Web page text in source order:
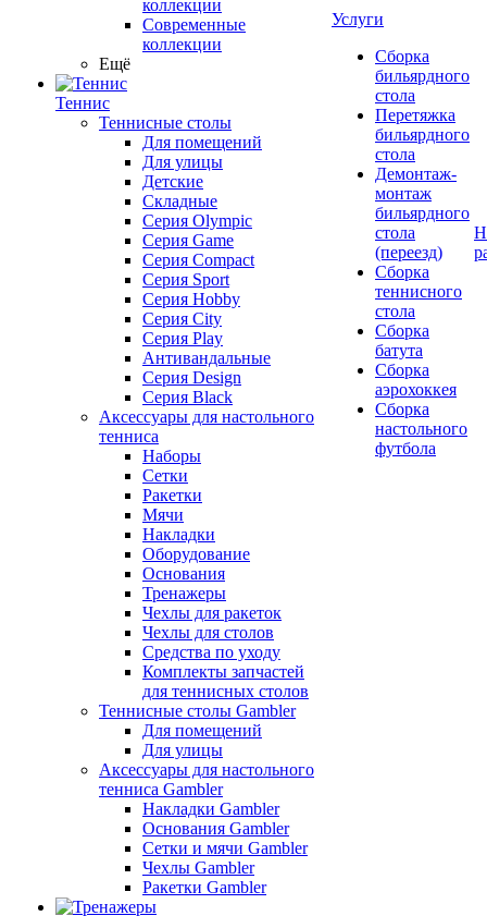
коллекции
Современные
коллекции
Ещё
Теннис
Теннисные столы
Для помещений
Для улицы
Детские
Складные
Серия Olympic
Серия Game
Серия Compact
Серия Sport
Серия Hobby
Серия City
Серия Play
Антивандальные
Серия Design
Серия Black
Аксессуары для настольного
тенниса
Наборы
Сетки
Ракетки
Мячи
Накладки
Оборудование
Основания
Тренажеры
Чехлы для ракеток
Чехлы для столов
Средства по уходу
Комплекты запчастей
для теннисных столов
Теннисные столы Gambler
Для помещений
Для улицы
Аксессуары для настольного
тенниса Gambler
Накладки Gambler
Основания Gambler
Сетки и мячи Gambler
Чехлы Gambler
Ракетки Gambler
Услуги
Сборка
бильярдного
стола
Перетяжка
бильярдного
стола
Демонтаж-
монтаж
бильярдного
стола
(переезд)
Сборка
теннисного
стола
Сборка
батута
Сборка
аэрохоккея
Сборка
настольного
футбола